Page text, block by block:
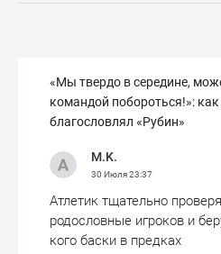
«Мы твердо в середине,
командой побороться!»:
благословлял «Рубин»
M.K.
30 Июля23:37
Атлетик тщательно
родословные игроков и
кого баски в предках